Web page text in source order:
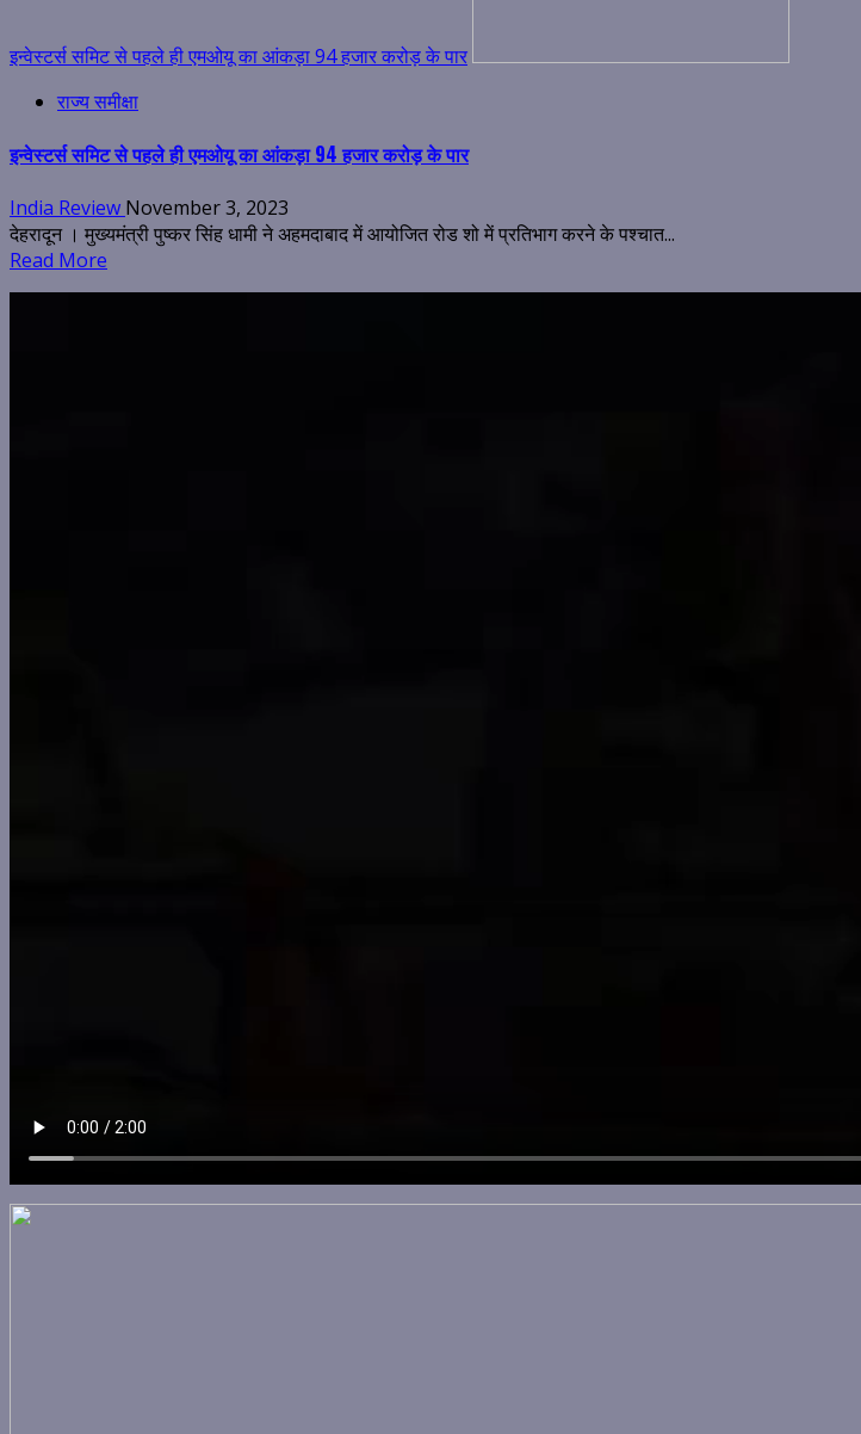
इन्वेस्टर्स समिट से पहले ही एमओयू का आंकड़ा 94 हजार करोड़ के पार
राज्य समीक्षा
इन्वेस्टर्स समिट से पहले ही एमओयू का आंकड़ा 94 हजार करोड़ के पार
India Review November 3, 2023
देहरादून । मुख्यमंत्री पुष्कर सिंह धामी ने अहमदाबाद में आयोजित रोड शो में प्रतिभाग करने के पश्चात...
Read More